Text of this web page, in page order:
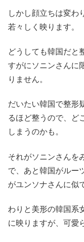
しかし顔立ちは変わ
若々しく映ります。
どうしても韓国だと
すがにソニンさんに
りません。
だいたい韓国で整形
るほど整うので、ど
しまうのかも。
それがソニンさんを
で、あと韓国がルー
がユンソナさんに似
わりと美形の韓国系
に映りますが、可愛